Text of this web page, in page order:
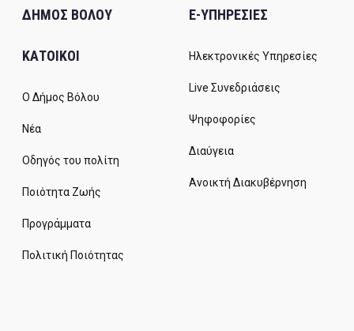
ΔΗΜΟΣ ΒΟΛΟΥ
ΚΑΤΟΙΚΟΙ
Ο Δήμος Βόλου
Νέα
Οδηγός του πολίτη
Ποιότητα Ζωής
Προγράμματα
Πολιτική Ποιότητας
E-ΥΠΗΡΕΣΙΕΣ
Ηλεκτρονικές Υπηρεσίες
Live Συνεδριάσεις
Ψηφοφορίες
Διαύγεια
Ανοικτή Διακυβέρνηση